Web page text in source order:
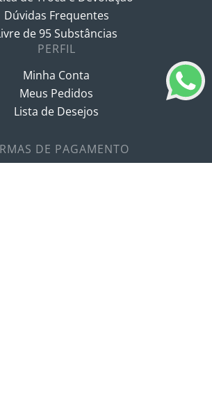
Dúvidas Frequentes
de 95 Substâncias
PERFIL
Minha Conta
Meus Pedidos
Lista de Desejos
DE PAGAMENTO